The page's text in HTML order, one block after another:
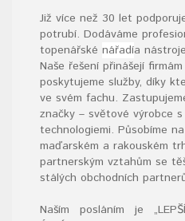
Již více než 30 let
potrubí. Dodáváme
topenářské nářadía
Naše řešení přinášejí
poskytujeme služby, díky
ve svém fachu.
značky – světové výrobce
technologiemi. Působíme
maďarském a rakouském
partnerským vztahům se
stálých obchodních
Naším posláním je